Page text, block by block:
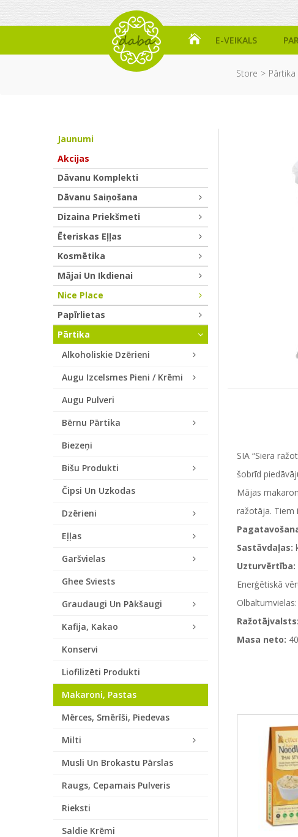
E-VEIKALS
Store Pārtika
SIA “Siera
šobrīd
Mājas
ražotāja. Tiem
Sastāvdaļas:
Uzturvērtība:
Enerģētiskā
Ražotājvalsts:
Masa neto:
Jaunumi
Akcijas
Dāvanu Komplekti
Dāvanu Saiņošana
Dizaina Priekšmeti
Ēteriskas Eļļas
Kosmētika
Mājai Un Ikdienai
Nice Place
Papīrlietas
Pārtika
Alkoholiskie Dzērieni
Augu Izcelsmes Pieni / Krēmi
Augu Pulveri
Bērnu Pārtika
Biezeņi
Bišu Produkti
Čipsi Un Uzkodas
Dzērieni
Eļļas
Garšvielas
Ghee Sviests
Graudaugi Un Pākšaugi
Kafija, Kakao
Konservi
Liofilizēti Produkti
Makaroni, Pastas
Mērces, Smērīši, Piedevas
Milti
Musli Un Brokastu Pārslas
Raugs, Cepamais Pulveris
Rieksti
Saldie Krēmi